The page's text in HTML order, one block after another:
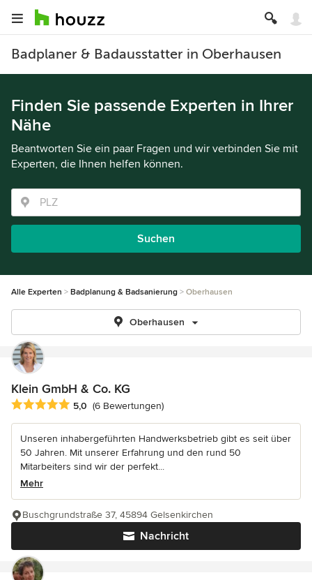
Badplaner & Badausstatter in Oberhausen
Finden Sie passende Experten in Ihrer
Nähe
Beantworten Sie ein paar Fragen und wir verbinden Sie mit
Experten, die Ihnen helfen können.
Suchen
Alle Experten Badplanung & Badsanierung Oberhausen
Oberhausen
Klein GmbH & Co. KG
Durchschnittliche Bewertung: 5 von 5 Sternen
5,0 (6 Bewertungen)
Unseren inhabergeführten Handwerksbetrieb gibt es seit über
50 Jahren. Mit unserer Erfahrung und den rund 50
Mitarbeiters sind wir der perfekt...
Mehr
Nachricht
Buschgrundstraße 37, 45894 Gelsenkirchen